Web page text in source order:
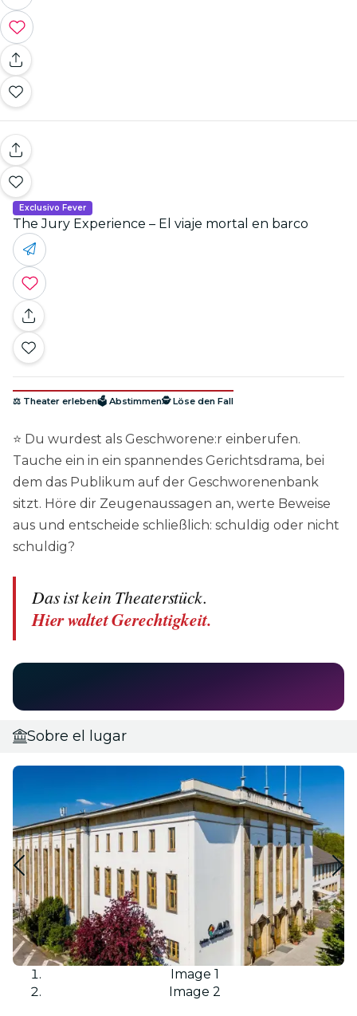
Exclusivo Fever
The Jury Experience – El viaje mortal en barco
⚖️ Theater erleben🗳️ Abstimmen🕵️ Löse den Fall
⭐ Du wurdest als Geschworene:r einberufen.
Tauche ein in ein spannendes Gerichtsdrama, bei
dem das Publikum auf der Geschworenenbank
sitzt. Höre dir Zeugenaussagen an, werte Beweise
aus und entscheide schließlich: schuldig oder nicht
schuldig?
Das ist kein Theaterstück.
Hier waltet Gerechtigkeit.
Sobre el lugar
Image 1
Image 2